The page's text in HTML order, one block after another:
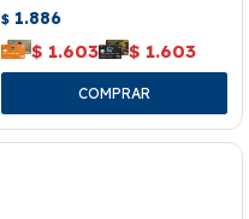
$ 1.886
$ 1.603 $ 1.603